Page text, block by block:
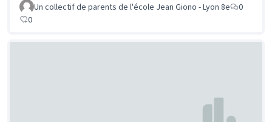
Un collectif de parents de l'école Jean Giono - Lyon 8e
0
0